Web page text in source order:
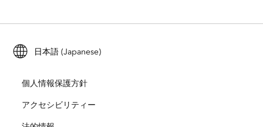
Esri Young Professionals Network
トレーニング
ArcUser
ArcNews
ArcWatch
採用情報
オープンビジョン
ArcGIS for Student Use
自然保護
日本語 (Japanese)
個人情報保護方針
アクセシビリティー